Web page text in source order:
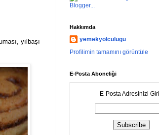
yılbaşı
Hakkımda
yemekyolculugu
Profilimin tamamını görüntüle
E-Posta Aboneliği
E-Posta Adresinizi